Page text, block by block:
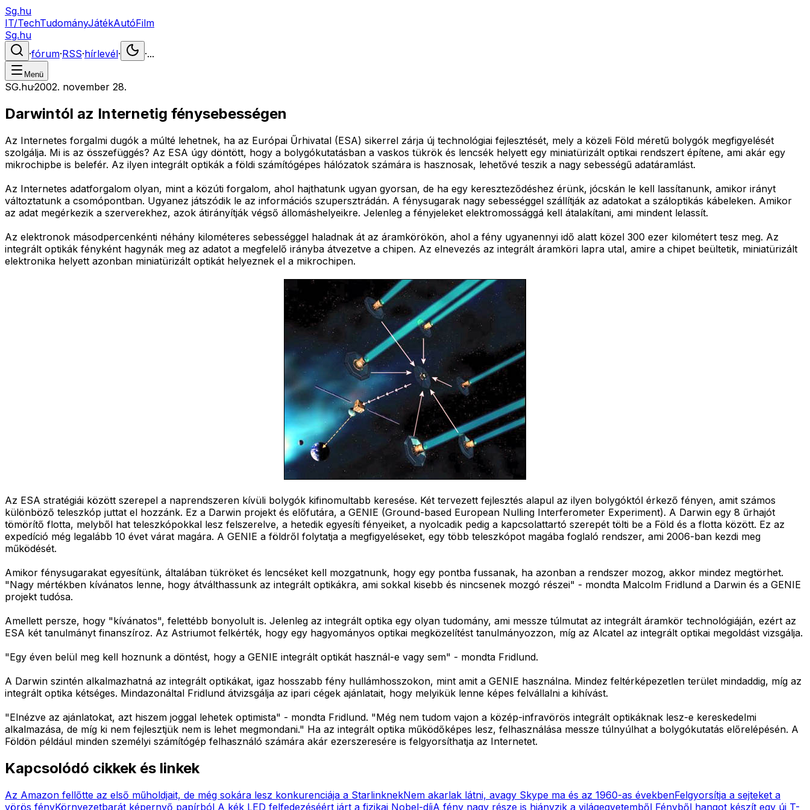
Sg.hu
IT/TechTudományJátékAutóFilm
Sg.hu
·fórum·RSS·hírlevél· ·...
Menü
SG.hu·2002. november 28.
Darwintól az Internetig fénysebességen
Az Internetes forgalmi dugók a múlté lehetnek, ha az Európai Űrhivatal (ESA) sikerrel zárja új technológiai fejlesztését, mely a közeli Föld méretű bolygók megfigyelését
szolgálja. Mi is az összefüggés? Az ESA úgy döntött, hogy a bolygókutatásban a vaskos tükrök és lencsék helyett egy miniatürizált optikai rendszert építene, ami akár egy
mikrochipbe is belefér. Az ilyen integrált optikák a földi számítógépes hálózatok számára is hasznosak, lehetővé teszik a nagy sebességű adatáramlást.
Az Internetes adatforgalom olyan, mint a közúti forgalom, ahol hajthatunk ugyan gyorsan, de ha egy kereszteződéshez érünk, jócskán le kell lassítanunk, amikor irányt
változtatunk a csomópontban. Ugyanez játszódik le az információs szupersztrádán. A fénysugarak nagy sebességgel szállítják az adatokat a száloptikás kábeleken. Amikor
az adat megérkezik a szerverekhez, azok átirányítják végső állomáshelyeikre. Jelenleg a fényjeleket elektromossággá kell átalakítani, ami mindent lelassít.
Az elektronok másodpercenkénti néhány kilométeres sebességgel haladnak át az áramkörökön, ahol a fény ugyanennyi idő alatt közel 300 ezer kilométert tesz meg. Az
integrált optikák fényként hagynák meg az adatot a megfelelő irányba átvezetve a chipen. Az elnevezés az integrált áramköri lapra utal, amire a chipet beültetik, miniatürizált
elektronika helyett azonban miniatürizált optikát helyeznek el a mikrochipen.
Az ESA stratégiái között szerepel a naprendszeren kívüli bolygók kifinomultabb keresése. Két tervezett fejlesztés alapul az ilyen bolygóktól érkező fényen, amit számos
különböző teleszkóp juttat el hozzánk. Ez a Darwin projekt és előfutára, a GENIE (Ground-based European Nulling Interferometer Experiment). A Darwin egy 8 űrhajót
tömörítő flotta, melyből hat teleszkópokkal lesz felszerelve, a hetedik egyesíti fényeiket, a nyolcadik pedig a kapcsolattartó szerepét tölti be a Föld és a flotta között. Ez az
expedíció még legalább 10 évet várat magára. A GENIE a földről folytatja a megfigyeléseket, egy több teleszkópot magába foglaló rendszer, ami 2006-ban kezdi meg
működését.
Amikor fénysugarakat egyesítünk, általában tükröket és lencséket kell mozgatnunk, hogy egy pontba fussanak, ha azonban a rendszer mozog, akkor mindez megtörhet.
"Nagy mértékben kívánatos lenne, hogy átválthassunk az integrált optikákra, ami sokkal kisebb és nincsenek mozgó részei" - mondta Malcolm Fridlund a Darwin és a GENIE
projekt tudósa.
Amellett persze, hogy "kívánatos", felettébb bonyolult is. Jelenleg az integrált optika egy olyan tudomány, ami messze túlmutat az integrált áramkör technológiáján, ezért az
ESA két tanulmányt finanszíroz. Az Astriumot felkérték, hogy egy hagyományos optikai megközelítést tanulmányozzon, míg az Alcatel az integrált optikai megoldást vizsgálja.
"Egy éven belül meg kell hoznunk a döntést, hogy a GENIE integrált optikát használ-e vagy sem" - mondta Fridlund.
A Darwin szintén alkalmazhatná az integrált optikákat, igaz hosszabb fény hullámhosszokon, mint amit a GENIE használna. Mindez feltérképezetlen terület mindaddig, míg az
integrált optika kétséges. Mindazonáltal Fridlund átvizsgálja az ipari cégek ajánlatait, hogy melyikük lenne képes felvállalni a kihívást.
"Elnézve az ajánlatokat, azt hiszem joggal lehetek optimista" - mondta Fridlund. "Még nem tudom vajon a közép-infravörös integrált optikáknak lesz-e kereskedelmi
alkalmazása, de míg ki nem fejlesztjük nem is lehet megmondani." Ha az integrált optika működőképes lesz, felhasználása messze túlnyúlhat a bolygókutatás előrelépésén. A
Földön például minden személyi számítógép felhasználó számára akár ezerszeresére is felgyorsíthatja az Internetet.
Kapcsolódó cikkek és linkek
Az Amazon fellőtte az első műholdjait, de még sokára lesz konkurenciája a StarlinknekNem akarlak látni, avagy Skype ma és az 1960-as évekbenFelgyorsítja a sejteket a
vörös fényKörnyezetbarát képernyő papírból A kék LED felfedezéséért járt a fizikai Nobel-díjA fény nagy része is hiányzik a világegyetemből Fényből hangot készít egy új T-